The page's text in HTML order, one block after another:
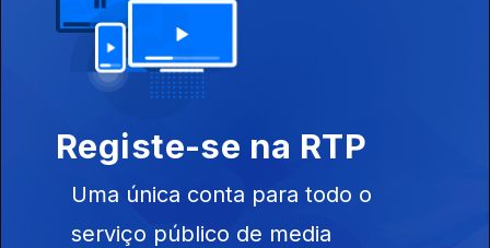
Com Marco Torre | Dia Internacional da Tuba
Com Marco Torre | 25 de Abril
26 abr. 2026
Registe-se na RTP
Uma única conta para todo o
serviço público de media